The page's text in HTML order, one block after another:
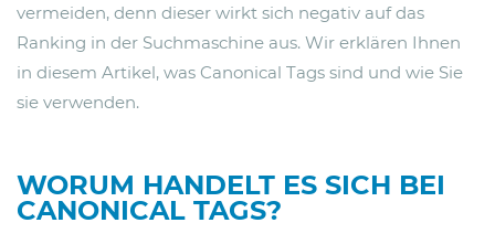
vermeiden, denn dieser wirkt sich negativ auf das
Ranking in der Suchmaschine aus. Wir erklären Ihnen
in diesem Artikel, was Canonical Tags sind und wie Sie
sie verwenden.
WORUM HANDELT ES SICH BEI
CANONICAL TAGS?